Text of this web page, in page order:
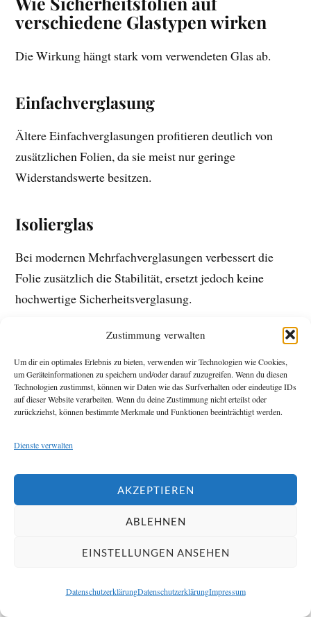
Zustimmung verwalten
Um dir ein optimales Erlebnis zu bieten, verwenden wir Technologien wie Cookies,
um Geräteinformationen zu speichern und/oder darauf zuzugreifen. Wenn du diesen
Technologien zustimmst, können wir Daten wie das Surfverhalten oder eindeutige IDs
auf dieser Website verarbeiten. Wenn du deine Zustimmung nicht erteilst oder
zurückziehst, können bestimmte Merkmale und Funktionen beeinträchtigt werden.
Dienste verwalten
AKZEPTIEREN
ABLEHNEN
EINSTELLUNGEN ANSEHEN
DatenschutzerklärungDatenschutzerklärungImpressum
verschiedene Glastypen wirken
Die Wirkung hängt stark vom verwendeten Glas ab.
Einfachverglasung
Ältere Einfachverglasungen profitieren deutlich von
zusätzlichen Folien, da sie meist nur geringe
Widerstandswerte besitzen.
Isolierglas
Bei modernen Mehrfachverglasungen verbessert die
Folie zusätzlich die Stabilität, ersetzt jedoch keine
hochwertige Sicherheitsverglasung.
Sicherheitsglas
In Kombination mit Sicherheitsglas entsteht die höchste
Schutzwirkung. Hier dient die Folie als zusätzliche
Stabilisierungsebene.
über Sicherheitsfolien
„Die Folie macht mein Fenster
unzerbrechlich“